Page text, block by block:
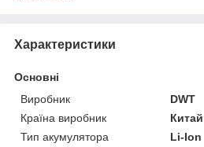
Характеристики
Основні
Виробник
DWT
Країна виробник
Китай
Тип акумулятора
Li-Ion